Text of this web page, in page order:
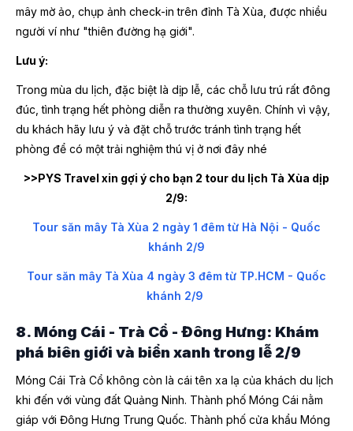
mây mờ ảo, chụp ảnh check-in trên đỉnh Tà Xùa, được nhiều
người ví như "thiên đường hạ giới".
Lưu ý:
Trong mùa du lịch, đặc biệt là dịp lễ, các chỗ lưu trú rất đông
đúc, tình trạng hết phòng diễn ra thường xuyên. Chính vì vậy,
du khách hãy lưu ý và đặt chỗ trước tránh tình trạng hết
phòng để có một trải nghiệm thú vị ở nơi đây nhé
>>PYS Travel xin gợi ý cho bạn 2 tour du lịch Tà Xùa dịp
2/9:
Tour săn mây Tà Xùa 2 ngày 1 đêm từ Hà Nội - Quốc
khánh 2/9
Tour săn mây Tà Xùa 4 ngày 3 đêm từ TP.HCM - Quốc
khánh 2/9
8. Móng Cái - Trà Cổ - Đông Hưng: Khám
phá biên giới và biển xanh trong lễ 2/9
Móng Cái Trà Cổ không còn là cái tên xa lạ của khách du lịch
khi đến với vùng đất Quảng Ninh. Thành phố Móng Cái nằm
giáp với Đông Hưng Trung Quốc. Thành phố cửa khẩu Móng